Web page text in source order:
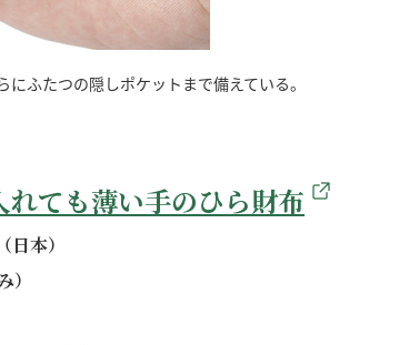
ふたつの隠しポケットまで備えている。
ても薄い手のひら財布
本）